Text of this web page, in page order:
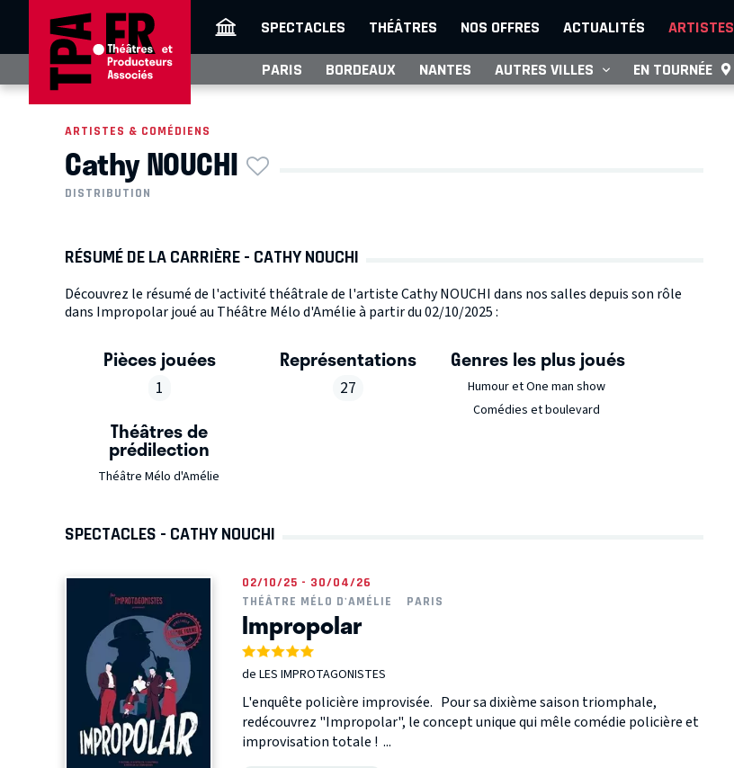
SPECTACLES THÉÂTRES NOS OFFRES ACTUALITÉS ARTISTES
PARIS BORDEAUX NANTES AUTRES VILLES EN TOURNÉE
ARTISTES & COMÉDIENS
Cathy NOUCHI
DISTRIBUTION
RÉSUMÉ DE LA CARRIÈRE - CATHY NOUCHI
Découvrez le résumé de l'activité théâtrale de l'artiste Cathy NOUCHI dans nos salles depuis son rôle
dans Impropolar joué au Théâtre Mélo d'Amélie à partir du 02/10/2025 :
Pièces jouées
1
Représentations
27
Genres les plus joués
Humour et One man show
Comédies et boulevard
Théâtres de
prédilection
Théâtre Mélo d'Amélie
SPECTACLES - CATHY NOUCHI
02/10/25 - 30/04/26
THÉÂTRE MÉLO D'AMÉLIE
PARIS
Impropolar
de LES IMPROTAGONISTES
L'enquête policière improvisée. Pour sa dixième saison triomphale,
redécouvrez "Impropolar", le concept unique qui mêle comédie policière et
improvisation totale ! ...